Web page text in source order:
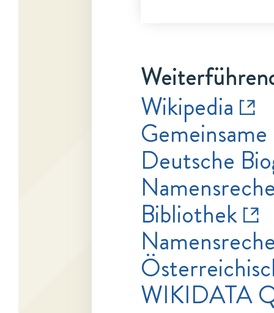
Wikipedia
Deutsche
Bibliothek
WIKIDATA